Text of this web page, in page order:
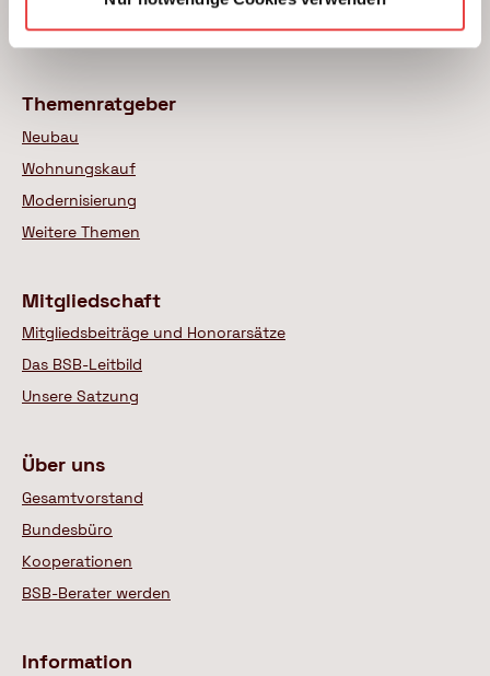
Wer sind unsere Experten
Themenratgeber
Neubau
Wohnungskauf
Modernisierung
Weitere Themen
Mitgliedschaft
Mitgliedsbeiträge und Honorarsätze
Das BSB-Leitbild
Unsere Satzung
Über uns
Gesamtvorstand
Bundesbüro
Kooperationen
BSB-Berater werden
Information